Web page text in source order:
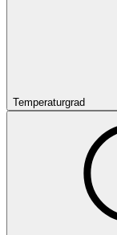
Temperaturgrad